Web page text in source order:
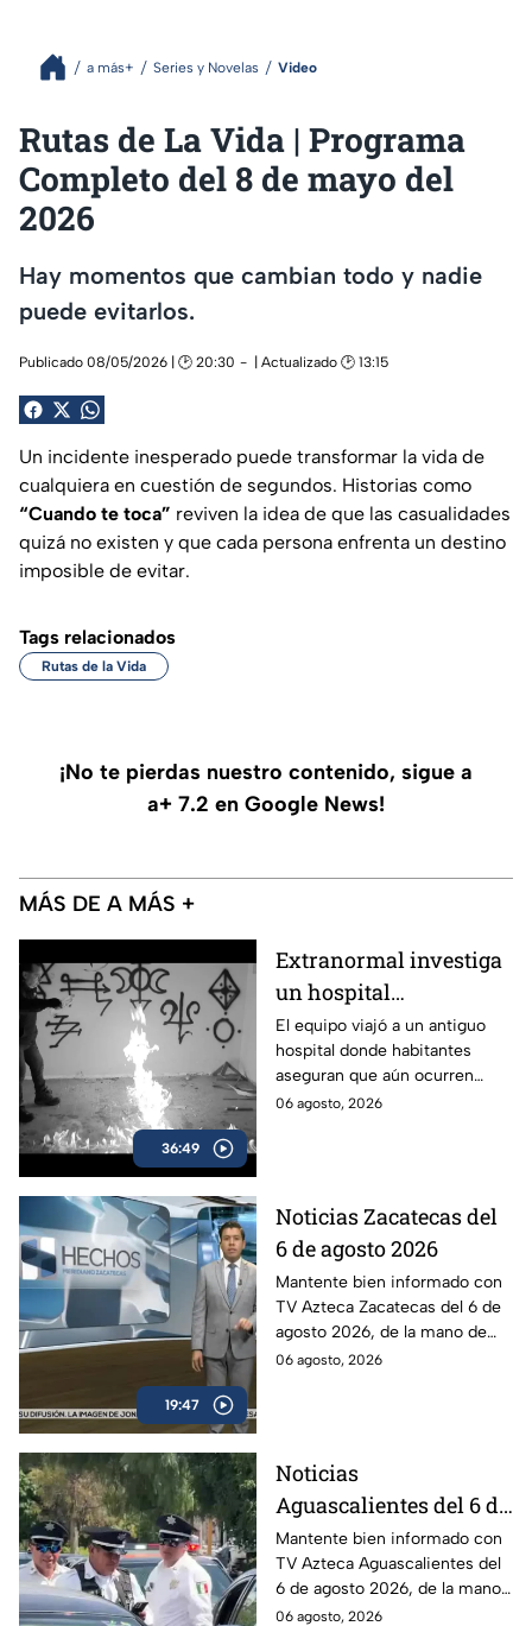
a más+ Series y Novelas Video
Rutas de La Vida | Programa
Completo del 8 de mayo del
2026
Hay momentos que cambian todo y nadie
puede evitarlos.
Publicado 08/05/2026 | 🕑 20:30 | Actualizado 🕑 13:15
Un incidente inesperado puede transformar la vida de
cualquiera en cuestión de segundos. Historias como
“Cuando te toca” reviven la idea de que las casualidades
quizá no existen y que cada persona enfrenta un destino
imposible de evitar.
Tags relacionados
Rutas de la Vida
¡No te pierdas nuestro contenido, sigue a
a+ 7.2 en Google News!
MÁS DE A MÁS +
36:49
Extranormal investiga
un hospital
abandonado en
Aguascalientes,
México, marcado por el
misterio
El equipo viajó a un antiguo
hospital donde habitantes
aseguran que aún ocurren
fenómenos difíciles de
06 agosto, 2026
19:47
Noticias Zacatecas del
6 de agosto 2026
Mantente bien informado con
TV Azteca Zacatecas del 6 de
agosto 2026, de la mano de
Víctor Santiago.
06 agosto, 2026
Noticias
Aguascalientes del 6 de
agosto 2026
Mantente bien informado con
TV Azteca Aguascalientes del
6 de agosto 2026, de la mano
de Roberta Sánchez.
06 agosto, 2026